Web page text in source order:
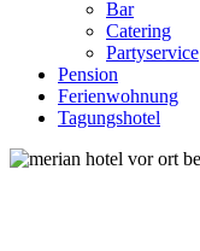
Deutschland
Bar
Catering
Partyservice
Pension
Ferienwohnung
Tagungshotel